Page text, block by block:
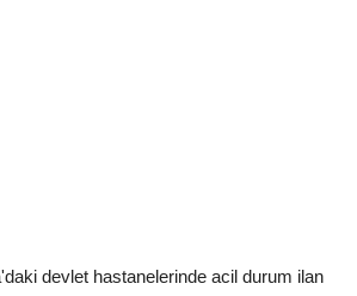
devlet hastanelerinde acil durum ilan